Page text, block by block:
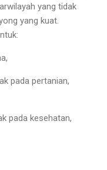
yang tidak
yang kuat.
pada pertanian,
pada kesehatan,